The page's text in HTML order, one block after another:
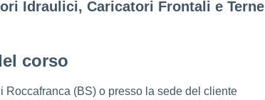
Idraulici, Caricatori Frontali e Terne
corso
Roccafranca (BS) o presso la sede del cliente